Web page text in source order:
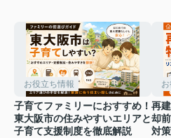
お役立ち情報
子育てファミリーにおすすめ！
東大阪市の住みやすいエリアと
子育て支援制度を徹底解説
再
却
対策